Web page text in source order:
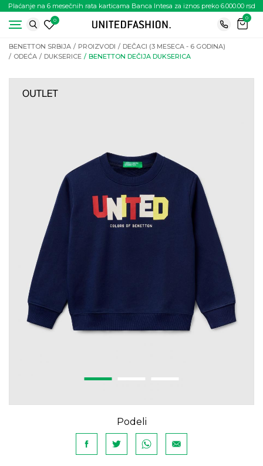
Plaćanje na 6 mesečnih rata karticama Banca Intesa za iznos preko 6.000.00 rsd
0
0
BENETTON SRBIJA PROIZVODI
DEČACI (3 MESECA - 6 GODINA)
ODEĆA
DUKSERICE BENETTON DEČIJA DUKSERICA
Podeli